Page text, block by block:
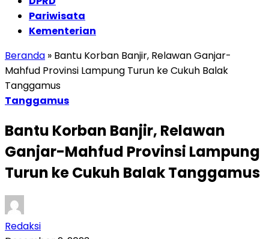
Pariwisata
Kementerian
Beranda » Bantu Korban Banjir, Relawan Ganjar-
Mahfud Provinsi Lampung Turun ke Cukuh Balak
Tanggamus
Tanggamus
Bantu Korban Banjir, Relawan
Ganjar-Mahfud Provinsi Lampung
Turun ke Cukuh Balak Tanggamus
Redaksi